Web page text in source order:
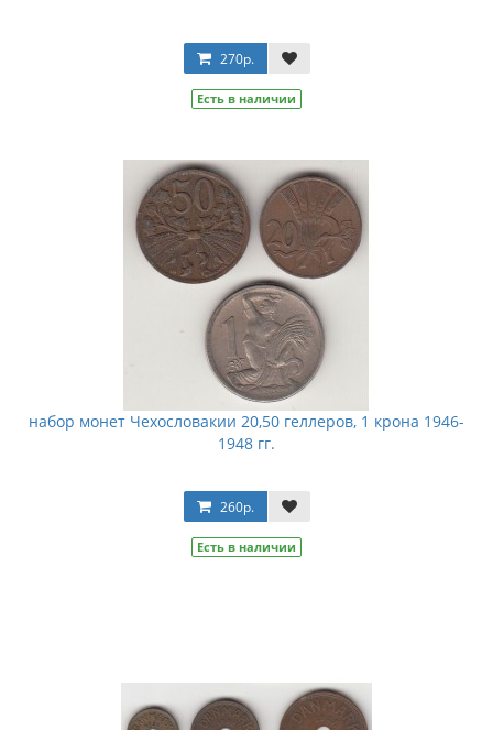
270р.
Есть в наличии
набор монет Чехословакии 20,50 геллеров, 1 крона 1946-
1948 гг.
260р.
Есть в наличии